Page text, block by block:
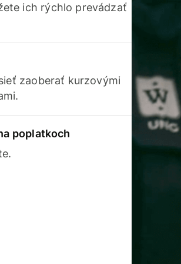
ich rýchlo prevádzať
zaoberať kurzovými
poplatkoch